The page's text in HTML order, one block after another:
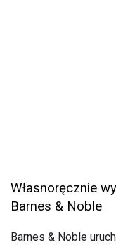
Własnoręcznie
Barnes & Noble
Barnes & Noble